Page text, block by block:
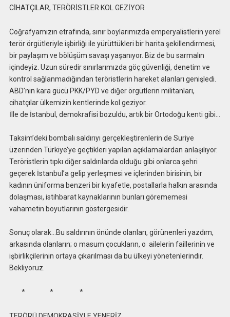
CİHATÇILAR, TERÖRİSTLER KOL GEZİYOR
Coğrafyamızın etrafında, sınır boylarımızda emperyalistlerin yerel
terör örgütleriyle işbirliği ile yürüttükleri bir harita şekillendirmesi,
bir paylaşım ve bölüşüm savaşı yaşanıyor. Biz de bu sarmalın
içindeyiz. Uzun süredir sınırlarımızda göç güvenliği, denetim ve
kontrol sağlanmadığından teröristlerin hareket alanları genişledi.
ABD’nin kara gücü PKK/PYD ve diğer örgütlerin militanları,
cihatçılar ülkemizin kentlerinde kol geziyor.
İlle de İstanbul, demokrafisi bozuldu, artık bir Ortodoğu kenti gibi…
Taksim’deki bombalı saldırıyı gerçekleştirenlerin de Suriye
üzerinden Türkiye’ye geçtikleri yapılan açıklamalardan anlaşılıyor.
Teröristlerin tıpkı diğer saldırılarda olduğu gibi onlarca şehri
geçerek İstanbul’a gelip yerleşmesi ve içlerinden birisinin, bir
kadının üniforma benzeri bir kıyafetle, postallarla halkın arasında
dolaşması, istihbarat kaynaklarının bunları görememesi
vahametin boyutlarının göstergesidir.
Sonuç olarak…Bu saldırının önünde olanları, görünenleri yazdım,
arkasında olanların; o masum çocukların, o ailelerin faillerinin ve
işbirlikçilerinin ortaya çıkarılması da bu ülkeyi yönetenlerindir.
Bekliyoruz.
* * *